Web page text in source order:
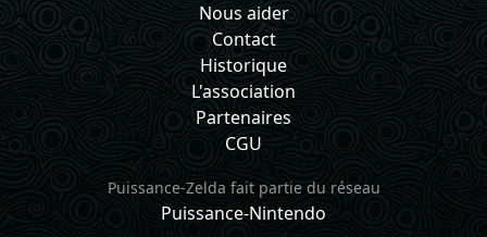
Nous aider
Contact
Historique
L'association
Partenaires
CGU
Puissance-Zelda fait partie du réseau
Puissance-Nintendo